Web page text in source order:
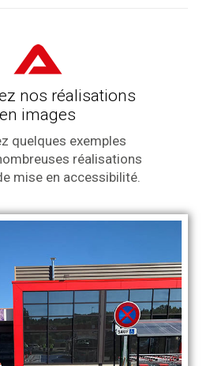
nos réalisations
en images
quelques exemples
réalisations
mise en accessibilité.